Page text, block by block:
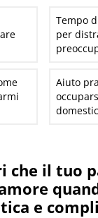
Tempo
per
Aiuto
che il tuo
e